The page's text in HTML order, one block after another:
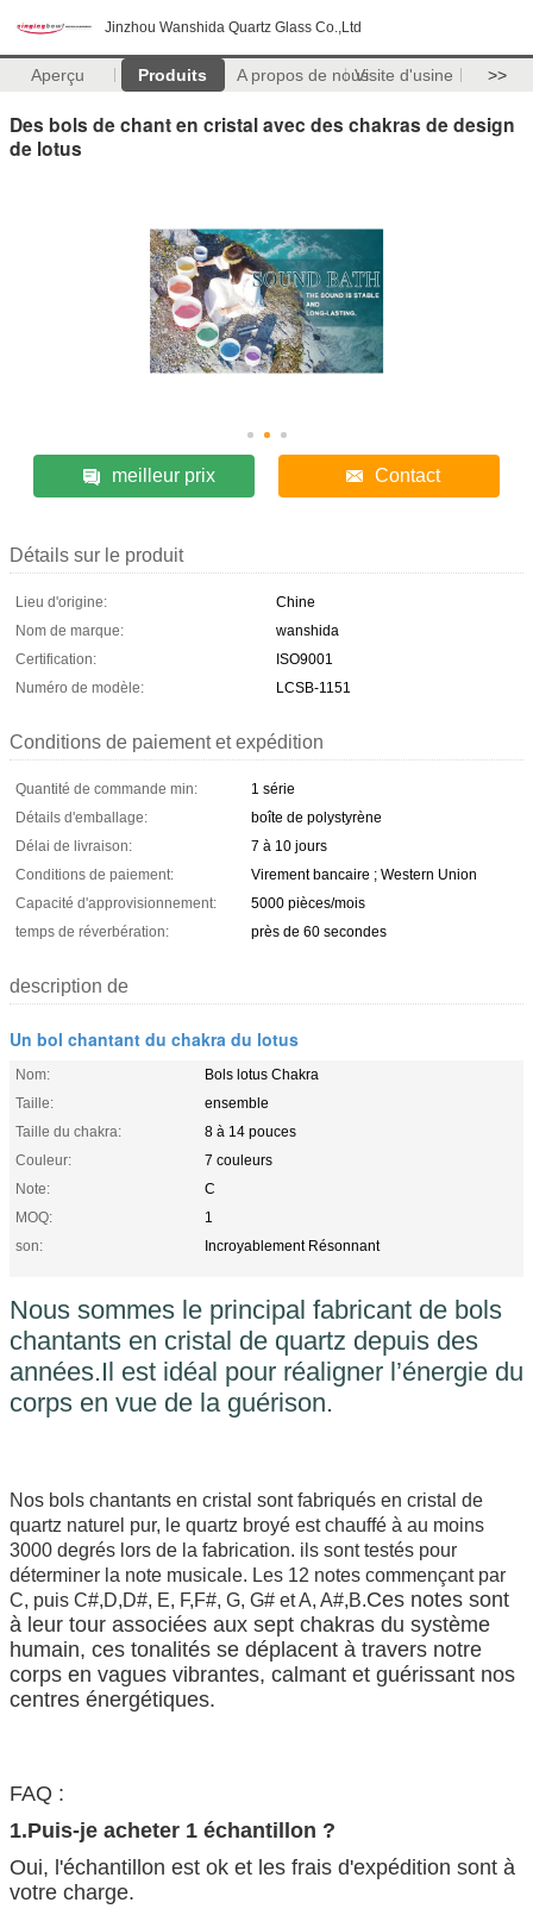
Jinzhou Wanshida Quartz Glass Co.,Ltd
Aperçu Produits A propos de nousVisite d'usine >>
Des bols de chant en cristal avec des chakras de design
de lotus
meilleur prix Contact
Détails sur le produit
Lieu d'origine:
Chine
Nom de marque:
wanshida
Certification:
ISO9001
Numéro de modèle:
LCSB-1151
Conditions de paiement et expédition
Quantité de commande min:
1 série
Détails d'emballage:
boîte de polystyrène
Délai de livraison:
7 à 10 jours
Conditions de paiement:
Virement bancaire ; Western Union
Capacité d'approvisionnement:
5000 pièces/mois
temps de réverbération:
près de 60 secondes
description de
Un bol chantant du chakra du lotus
Nom:
Bols lotus Chakra
Taille:
ensemble
Taille du chakra:
8 à 14 pouces
Couleur:
7 couleurs
Note:
C
MOQ:
1
son:
Incroyablement Résonnant
Nous sommes le principal fabricant de bols
chantants en cristal de quartz depuis des
années.Il est idéal pour réaligner l’énergie du
corps en vue de la guérison.
Nos bols chantants en cristal sont fabriqués en cristal de
quartz naturel pur, le quartz broyé est chauffé à au moins
3000 degrés lors de la fabrication. ils sont testés pour
déterminer la note musicale. Les 12 notes commençant par
C, puis C#,D,D#, E, F,F#, G, G# et A, A#,B.Ces notes sont
à leur tour associées aux sept chakras du système
humain, ces tonalités se déplacent à travers notre
corps en vagues vibrantes, calmant et guérissant nos
centres énergétiques.
FAQ :
1.Puis-je acheter 1 échantillon ?
Oui, l'échantillon est ok et les frais d'expédition sont à
votre charge.